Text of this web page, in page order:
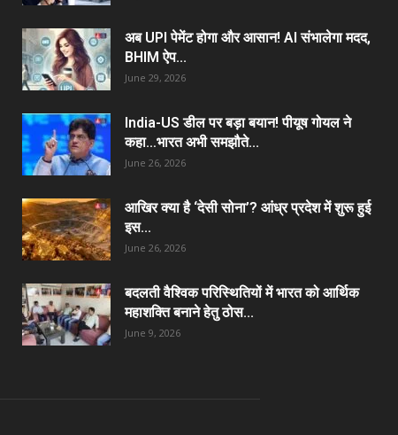
अब UPI पेमेंट होगा और आसान! AI संभालेगा मदद,
BHIM ऐप...
June 29, 2026
India-US डील पर बड़ा बयान! पीयूष गोयल ने
कहा…भारत अभी समझौते...
June 26, 2026
आखिर क्या है ‘देसी सोना’? आंध्र प्रदेश में शुरू हुई
इस...
June 26, 2026
बदलती वैश्विक परिस्थितियों में भारत को आर्थिक
महाशक्ति बनाने हेतु ठोस...
June 9, 2026